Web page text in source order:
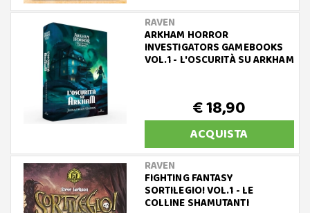
RAVEN
ARKHAM HORROR
INVESTIGATORS GAMEBOOKS
VOL.1 - L'OSCURITÀ SU ARKHAM
€ 18,90
ACQUISTA
RAVEN
FIGHTING FANTASY
SORTILEGIO! VOL.1 - LE
COLLINE SHAMUTANTI